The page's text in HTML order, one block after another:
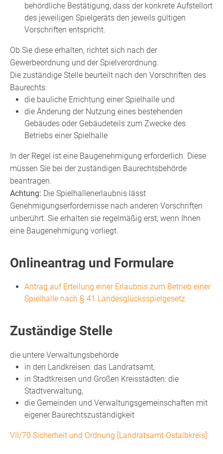
behördliche Bestätigung, dass der konkrete Aufstellort
des jeweiligen Spielgeräts den jeweils gültigen
Vorschriften entspricht.
Ob Sie diese erhalten, richtet sich nach der
Gewerbeordnung und der Spielverordnung.
Die zuständige Stelle beurteilt nach den Vorschriften des
Baurechts:
die bauliche Errichtung einer Spielhalle und
die Änderung der Nutzung eines bestehenden
Gebäudes oder Gebäudeteils zum Zwecke des
Betriebs einer Spielhalle
In der Regel ist eine Baugenehmigung erforderlich. Diese
müssen Sie bei der zuständigen Baurechtsbehörde
beantragen.
Achtung: Die Spielhallenerlaubnis lässt
Genehmigungserfordernisse nach anderen Vorschriften
unberührt. Sie erhalten sie regelmäßig erst, wenn Ihnen
eine Baugenehmigung vorliegt.
Onlineantrag und Formulare
Antrag auf Erteilung einer Erlaubnis zum Betrieb einer
Spielhalle nach § 41 Landesglücksspielgesetz
Zuständige Stelle
die untere Verwaltungsbehörde
in den Landkreisen: das Landratsamt,
in Stadtkreisen und Großen Kreisstädten: die
Stadtverwaltung,
die Gemeinden und Verwaltungsgemeinschaften mit
eigener Baurechtszuständigkeit
VII/70 Sicherheit und Ordnung [Landratsamt Ostalbkreis]